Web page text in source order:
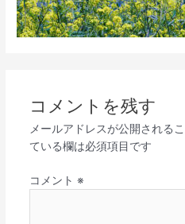
コメントを残す
メールアドレスが公開される
ている欄は必須項目です
コメント ※